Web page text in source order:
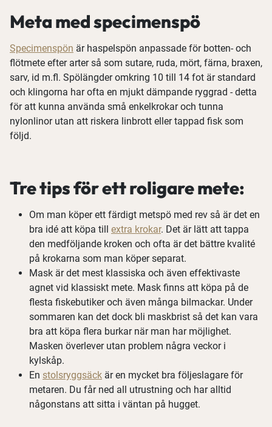
Meta med specimenspö
Specimenspön är haspelspön anpassade för botten- och
flötmete efter arter så som sutare, ruda, mört, färna, braxen,
sarv, id m.fl. Spölängder omkring 10 till 14 fot är standard
och klingorna har ofta en mjukt dämpande ryggrad - detta
för att kunna använda små enkelkrokar och tunna
nylonlinor utan att riskera linbrott eller tappad fisk som
följd.
Tre tips för ett roligare mete:
Om man köper ett färdigt metspö med rev så är det en
bra idé att köpa till extra krokar. Det är lätt att tappa
den medföljande kroken och ofta är det bättre kvalité
på krokarna som man köper separat.
Mask är det mest klassiska och även effektivaste
agnet vid klassiskt mete. Mask finns att köpa på de
flesta fiskebutiker och även många bilmackar. Under
sommaren kan det dock bli maskbrist så det kan vara
bra att köpa flera burkar när man har möjlighet.
Masken överlever utan problem några veckor i
kylskåp.
En stolsryggsäck är en mycket bra följeslagare för
metaren. Du får ned all utrustning och har alltid
någonstans att sitta i väntan på hugget.